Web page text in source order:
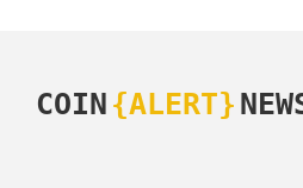
COIN {ALERT}